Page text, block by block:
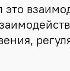
это